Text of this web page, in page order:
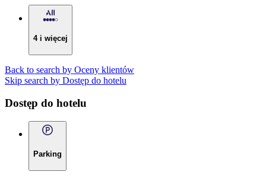
4 i więcej
Back to search by Oceny klientów
Skip search by Dostęp do hotelu
Dostęp do hotelu
Parking